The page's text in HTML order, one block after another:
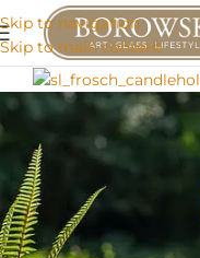
Skip to navigation
Skip to main content